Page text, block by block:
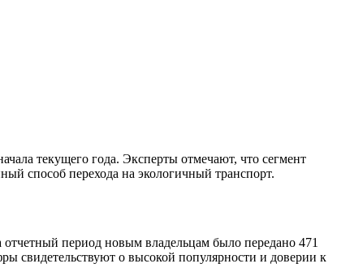
текущего года. Эксперты отмечают, что сегмент
способ перехода на экологичный транспорт.
период новым владельцам было передано 471
свидетельствуют о высокой популярности и доверии к